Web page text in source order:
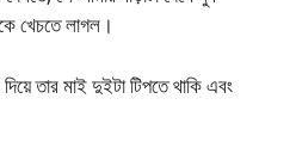
খেচতে লাগল।
তার মাই দুইটা টিপতে থাকি এবং